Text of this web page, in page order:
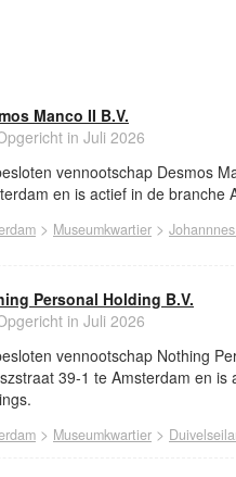
Manco II B.V.
in Juli 2026
vennootschap Desmos
en is actief in de branche
> Museumkwartier >
Personal Holding B.V.
in Juli 2026
vennootschap Nothing
39-1 te Amsterdam en
> Museumkwartier >